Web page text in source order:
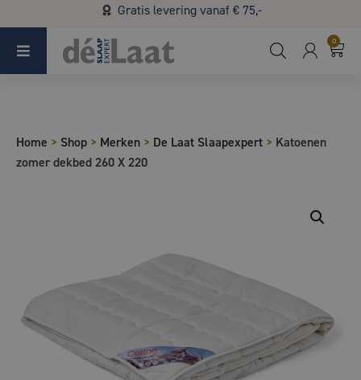
Gratis levering vanaf € 75,-
Koopzondag 29 maart in Bladel van 13.00 - 17.00
0
Home > Shop > Merken > De Laat Slaapexpert > Katoenen
zomer dekbed 260 X 220